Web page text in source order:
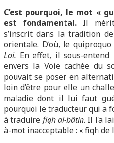
C’est pourquoi, le mot «
est fondamental.Il
s’inscrit dans la tradition
orientale. D’où, le
Loi. En effet, il sous-entend
envers la Voie cachée du
pouvait se poser en
loin d’être pour elle un
maladie dont il lui faut
pourquoi le traducteur qui a
à traduire fiqh al-bâtin. Il l’a
à-mot inacceptable : « fiqh de